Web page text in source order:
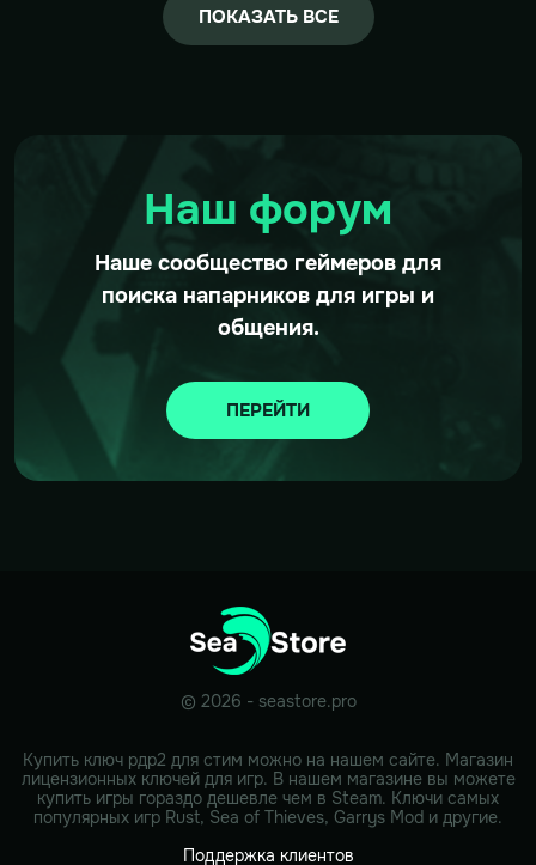
ПОКАЗАТЬ ВСЕ
Наш форум
Наше сообщество геймеров для
поиска напарников для игры и
общения.
ПЕРЕЙТИ
© 2026 - seastore.pro
Купить ключ рдр2 для стим можно на нашем сайте. Магазин
лицензионных ключей для игр. В нашем магазине вы можете
купить игры гораздо дешевле чем в Steam. Ключи самых
популярных игр Rust, Sea of Thieves, Garrys Mod и другие.
Поддержка клиентов